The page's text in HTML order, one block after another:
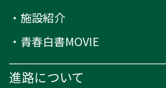
・施設紹介
・ 青春白書MOVIE
進路について